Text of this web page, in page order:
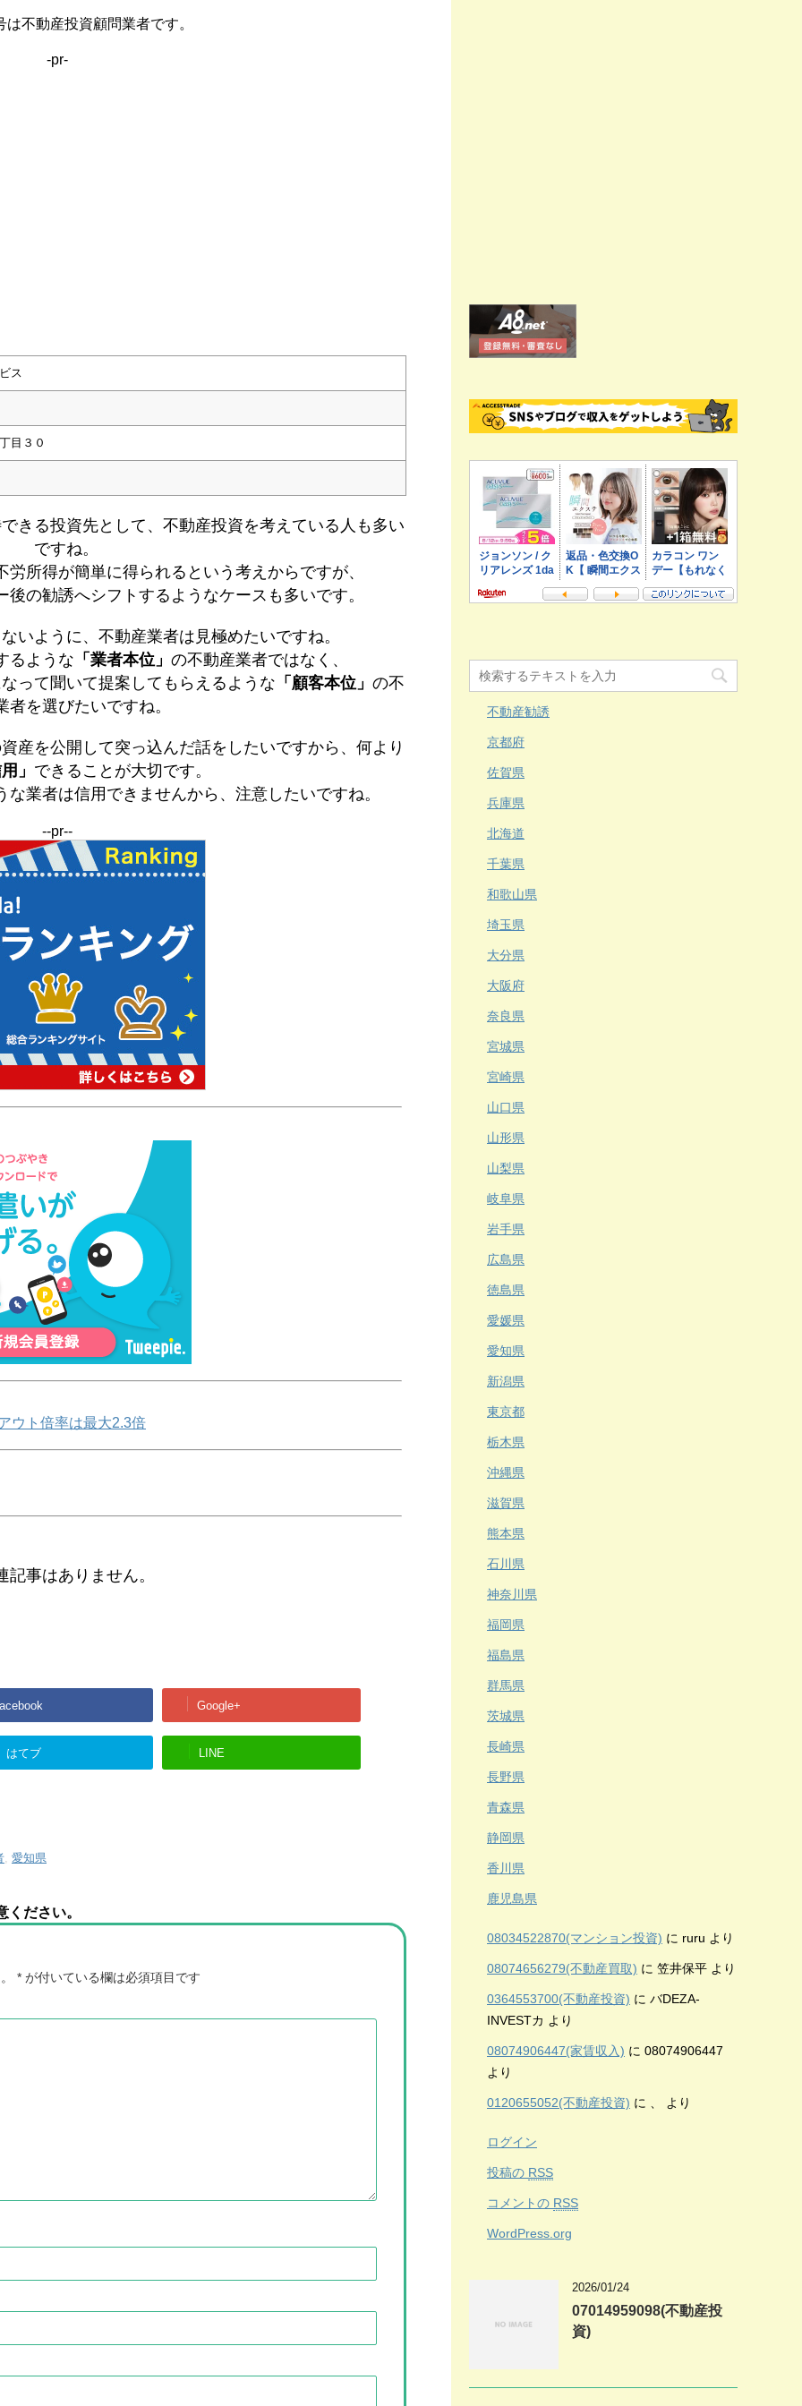
は不動産投資顧問業者です。
-pr-
ス
目３０
きる投資先として、不動産投資を考えている人も多い
ですね。
所得が簡単に得られるという考えからですが、
の勧誘へシフトするようなケースも多いです。
いように、不動産業者は見極めたいですね。
るような 「業者本位」 の不動産業者ではなく、
って聞いて提案してもらえるような 「顧客本位」 の不
者を選びたいですね。
産を公開して突っ込んだ話をしたいですから、何より
」 できることが大切です。
業者は信用できませんから、注意したいですね。
--pr--
ウト倍率は最大2.3倍
記事はありません。
Google+
はてブ LINE
, 愛知県
ださい。
* が付いている欄は必須項目です
不動産勧誘
京都府
佐賀県
兵庫県
北海道
千葉県
和歌山県
埼玉県
大分県
大阪府
奈良県
宮城県
宮崎県
山口県
山形県
山梨県
岐阜県
岩手県
広島県
徳島県
愛媛県
愛知県
新潟県
東京都
栃木県
沖縄県
滋賀県
熊本県
石川県
神奈川県
福岡県
福島県
群馬県
茨城県
長崎県
長野県
青森県
静岡県
香川県
鹿児島県
08034522870(マンション投資) に ruru より
08074656279(不動産買取) に 笠井保平 より
0364553700(不動産投資) に バDEZA-
INVESTカ より
08074906447(家賃収入) に 08074906447
より
0120655052(不動産投資) に 、 より
ログイン
投稿の RSS
コメントの RSS
WordPress.org
2026/01/24
07014959098(不動産投
資)